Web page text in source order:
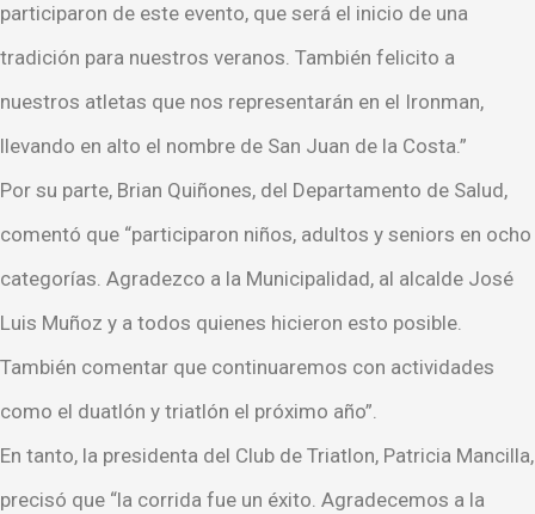
participaron de este evento, que será el inicio de una
tradición para nuestros veranos. También felicito a
nuestros atletas que nos representarán en el Ironman,
llevando en alto el nombre de San Juan de la Costa.”
Por su parte, Brian Quiñones, del Departamento de Salud,
comentó que “participaron niños, adultos y seniors en ocho
categorías. Agradezco a la Municipalidad, al alcalde José
Luis Muñoz y a todos quienes hicieron esto posible.
También comentar que continuaremos con actividades
como el duatlón y triatlón el próximo año”.
En tanto, la presidenta del Club de Triatlon, Patricia Mancilla,
precisó que “la corrida fue un éxito. Agradecemos a la